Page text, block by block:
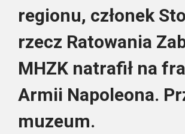
regionu, członek
rzecz Ratowania
MHZK natrafił na
Armii Napoleona.
muzeum.